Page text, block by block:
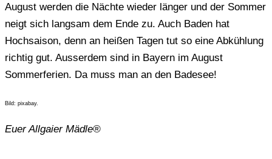
August werden die Nächte wieder länger und der Sommer
neigt sich langsam dem Ende zu. Auch Baden hat
Hochsaison, denn an heißen Tagen tut so eine Abkühlung
richtig gut. Ausserdem sind in Bayern im August
Sommerferien. Da muss man an den Badesee!
Bild: pixabay.
Euer Allgaier Mädle®